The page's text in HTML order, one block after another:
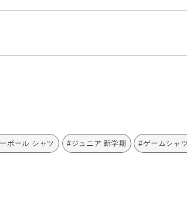
ボール シャツ #ジュニア 新学期 #ゲームシャ